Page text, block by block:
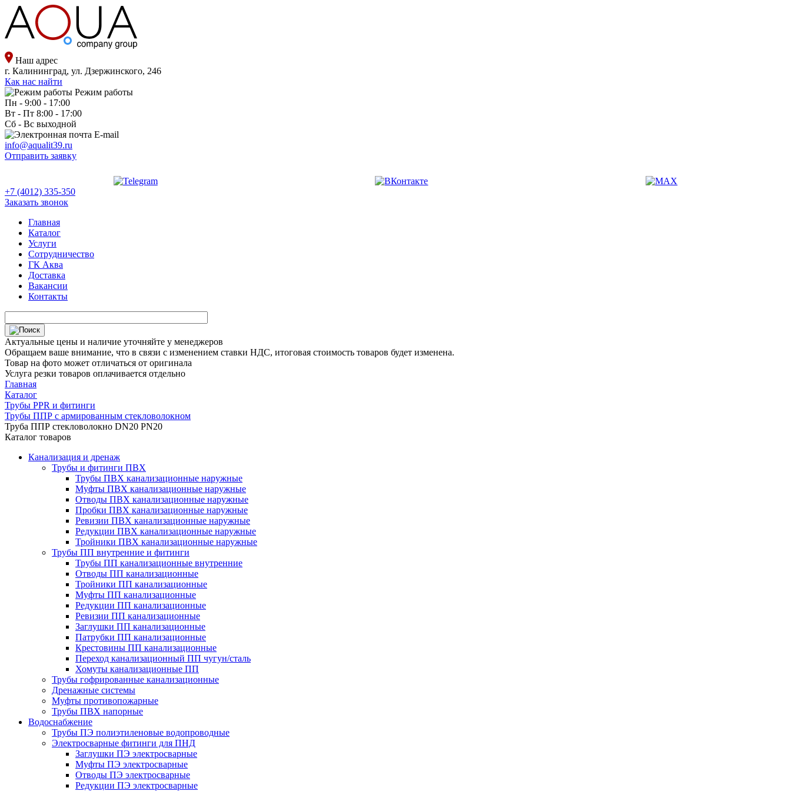
Наш адрес
г. Калининград, ул. Дзержинского, 246
Как нас найти
Режим работы
Пн - 9:00 - 17:00
Вт - Пт 8:00 - 17:00
Сб - Вс выходной
E-mail
info@aqualit39.ru
Отправить заявку
+7 (4012) 335-350
Заказать звонок
Главная
Каталог
Услуги
Сотрудничество
ГК Аква
Доставка
Вакансии
Контакты
Актуальные цены и наличие уточняйте у менеджеров
Обращаем ваше внимание, что в связи с изменением ставки НДС, итоговая стоимость товаров будет изменена.
Товар на фото может отличаться от оригинала
Услуга резки товаров оплачивается отдельно
Главная
Каталог
Трубы PPR и фитинги
Трубы ППР с армированным стекловолокном
Труба ППР стекловолокно DN20 PN20
Каталог товаров
Канализация и дренаж
Трубы и фитинги ПВХ
Трубы ПВХ канализационные наружные
Муфты ПВХ канализационные наружные
Отводы ПВХ канализационные наружные
Пробки ПВХ канализационные наружные
Ревизии ПВХ канализационные наружные
Редукции ПВХ канализационные наружные
Тройники ПВХ канализационные наружные
Трубы ПП внутренние и фитинги
Трубы ПП канализационные внутренние
Отводы ПП канализационные
Тройники ПП канализационные
Муфты ПП канализационные
Редукции ПП канализационные
Ревизии ПП канализационные
Заглушки ПП канализационные
Патрубки ПП канализационные
Крестовины ПП канализационные
Переход канализационный ПП чугун/сталь
Хомуты канализационные ПП
Трубы гофрированные канализационные
Дренажные системы
Муфты противопожарные
Трубы ПВХ напорные
Водоснабжение
Трубы ПЭ полиэтиленовые водопроводные
Электросварные фитинги для ПНД
Заглушки ПЭ электросварные
Муфты ПЭ электросварные
Отводы ПЭ электросварные
Редукции ПЭ электросварные